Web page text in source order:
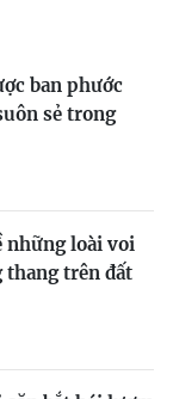
ban phước
sẻ trong
những loài voi
thang trên đất